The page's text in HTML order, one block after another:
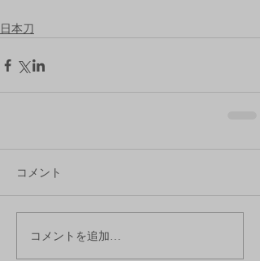
日本刀
コメント
コメントを追加…